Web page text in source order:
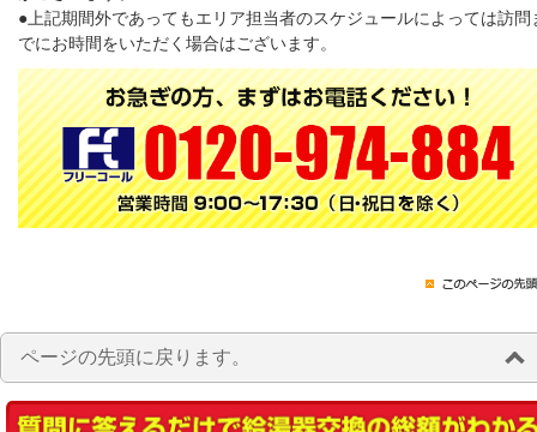
●上記期間外であってもエリア担当者のスケジュールによっては訪問
でにお時間をいただく場合はございます。
ページの先頭に戻ります。